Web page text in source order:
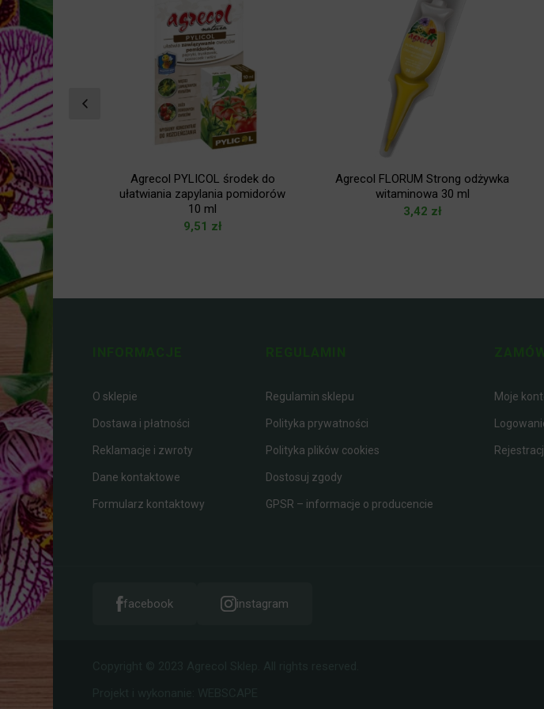
nawóz do
30 ml
-8%
Agrecol PYLICOL środek do
ułatwiania zapylania pomidorów
10 ml
9,51 zł
Agrecol FLORUM Strong odżywka
witaminowa 30 ml
3,42 zł
O sklepie
Dostawa i płatności
Reklamacje i zwroty
Dane kontaktowe
Formularz kontaktowy
Regulamin sklepu
Polityka prywatności
Polityka plików cookies
Dostosuj zgody
GPSR – informacje o producencie
Moje konto
Logowanie
Rejestracja
facebook instagram